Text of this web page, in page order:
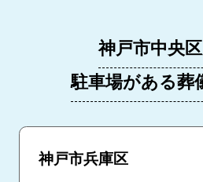
神戸市中央
駐車場がある葬
神戸市兵庫区